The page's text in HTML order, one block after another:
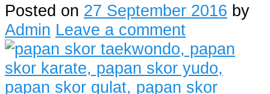
Posted on 27 September 2016 by
Admin Leave a comment